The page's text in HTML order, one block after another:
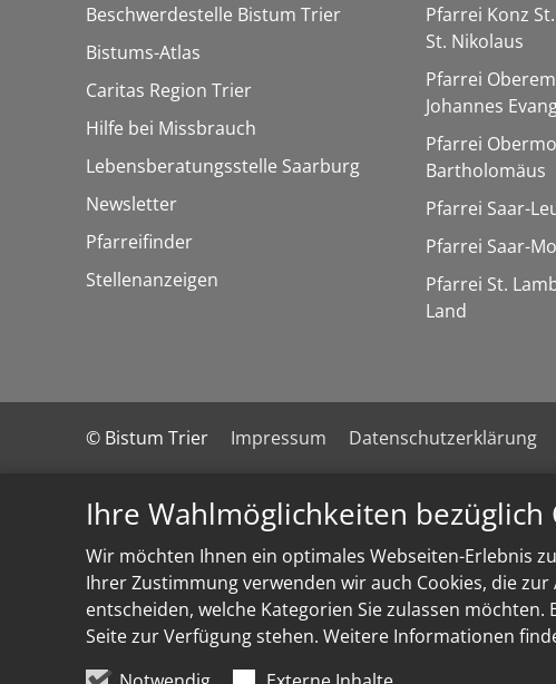
Ihre Wahlmöglichkeiten bezüglich
Wir möchten Ihnen ein optimales Webseiten-Erlebnis
Ihrer Zustimmung verwenden wir auch Cookies, die
entscheiden, welche Kategorien Sie zulassen
Seite zur Verfügung stehen. Weitere Informationen
Beschwerdestelle Bistum Trier
Bistums-Atlas
Caritas Region Trier
Hilfe bei Missbrauch
Lebensberatungsstelle Saarburg
Newsletter
Pfarreifinder
Stellenanzeigen
Pfarrei Konz
St. Nikolaus
Pfarrei
Johannes
Pfarrei
Bartholomäus
Pfarrei Saar-
Pfarrei Saar-
Pfarrei St.
Land
© Bistum Trier Impressum Datenschutzerklärung